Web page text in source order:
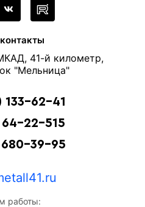
41-й километр,
"Мельница"
133-62-41
22-515
39-95
работы: